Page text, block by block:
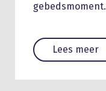
gebedsmoment.
Lees meer